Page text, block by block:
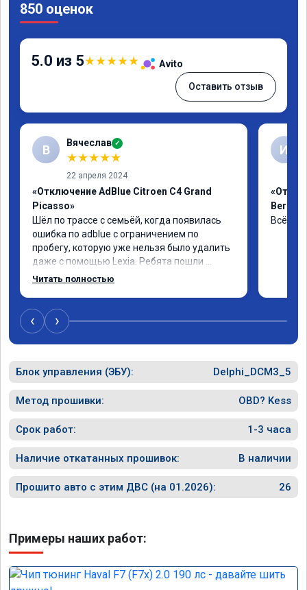
850 оценок
5.0 из 5★★★★★ Avito
Оставить отзыв
В Вячеслав ✓
★★★★★
22 апреля 2024
«Отключение AdBlue Citroen C4 Grand
Picasso»
Шёл по трассе с семьёй, когда появилась
ошибка по adblue с ограничением по
пробегу, которую уже нельзя было удалить
даже с помощью Lexia. Ребята пошли
навстречу, оперативно приняли и за час
Читать полностью
И
Всё
‹ ›
Блок управления (ЭБУ): Delphi_DCM3_5
Метод прошивки: OBD? Kess
Срок работ: 1-3 часа
Наличие откатанных прошивок: В наличии
Прошито авто с этим ДВС (на 01.2026): 26
Примеры наших работ: